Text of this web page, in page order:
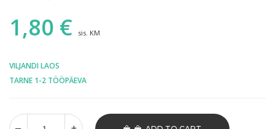
1,80 € sis. KM
VILJANDI LAOS
TARNE 1-2 TÖÖPÄEVA